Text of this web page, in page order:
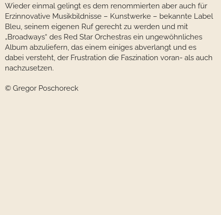
Wieder einmal gelingt es dem renommierten aber auch für
Erzinnovative Musikbildnisse – Kunstwerke – bekannte Label
Bleu, seinem eigenen Ruf gerecht zu werden und mit
„Broadways“ des Red Star Orchestras ein ungewöhnliches
Album abzuliefern, das einem einiges abverlangt und es
dabei versteht, der Frustration die Faszination voran- als auch
nachzusetzen.
© Gregor Poschoreck